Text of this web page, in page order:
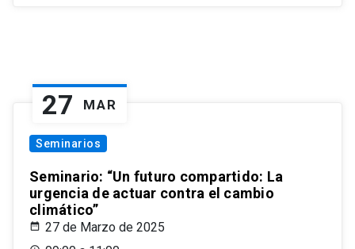
27 MAR
Seminarios
Seminario: “Un futuro compartido: La
urgencia de actuar contra el cambio
climático”
27 de Marzo de 2025